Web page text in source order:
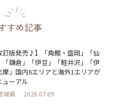
すめ記事
訂版発売♪】「角館・盛岡」「仙
「鎌倉」「伊豆」「軽井沢」「伊
摩」国内6エリアと海外1エリアが
ューアル
城県 2026.07.09